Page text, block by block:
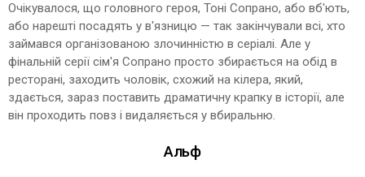
Очікувалося, що головного героя, Тоні Сопрано, або вб'ють,
або нарешті посадять у в'язницю — так закінчували всі, хто
займався організованою злочинністю в серіалі. Але у
фінальній серії сім'я Сопрано просто збирається на обід в
ресторані, заходить чоловік, схожий на кілера, який,
здається, зараз поставить драматичну крапку в історії, але
він проходить повз і видаляється у вбиральню.
Альф